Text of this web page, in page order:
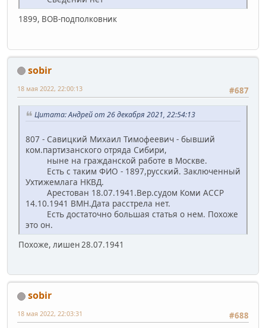
1899, ВОВ-подполковник
sobir
#687
18 мая 2022, 22:00:13
Цитата: Андрей от 26 декабря 2021, 22:54:13
807 - Савицкий Михаил Тимофеевич - бывший
ком.партизанского отряда Сибири,
ныне на гражданской работе в Москве.
Есть с таким ФИО - 1897,русский. Заключенный
Ухтижемлага НКВД.
Арестован 18.07.1941.Вер.судом Коми АССР
14.10.1941 ВМН.Дата расстрела нет.
Есть достаточно большая статья о нем. Похоже
это он.
Похоже, лишен 28.07.1941
sobir
#688
18 мая 2022, 22:03:31